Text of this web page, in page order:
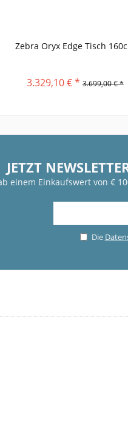
Zebra Oryx Edge Tisch
3.329,10 € * 3.699,00 € *
JETZT
einem Einkaufswert von €
Die